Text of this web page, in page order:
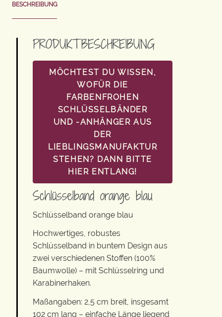
BESCHREIBUNG
PRODUKTBESCHREIBUNG
MÖCHTEST DU WISSEN,
WOFÜR DIE
FARBENFROHEN
SCHLÜSSELBÄNDER
UND -ANHÄNGER AUS
DER
LIEBLINGSMANUFAKTUR
STEHEN? DANN BITTE
HIER ENTLANG!
Schlüsselband orange blau
Schlüsselband orange blau
Hochwertiges, robustes
Schlüsselband in buntem Design aus
zwei verschiedenen Stoffen (100%
Baumwolle) – mit Schlüsselring und
Karabinerhaken.
Maßangaben: 2,5 cm breit, insgesamt
102 cm lang – einfache Länge liegend